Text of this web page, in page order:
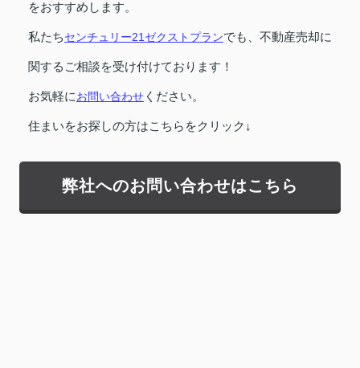
をおすすめします。
私たちセンチュリー21ゼクストプランでも、不動産売却に
関するご相談を受け付けております！
お気軽にお問い合わせ ください。
住まいをお探しの方はこちらをクリック↓
弊社へのお問い合わせはこちら